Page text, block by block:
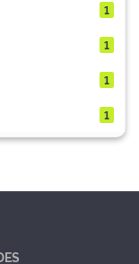
1
1
1
1